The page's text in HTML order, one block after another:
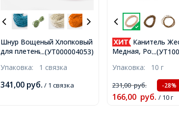
...(УТ000004053)
Шнур Вощеный Хлопковый
для плетения, Макраме и
1.5мм, около 60-65м/
Упаковка: 1 связка
341,00 руб. / 1 связка
Канитель
Медная, Розовое
8см, около 165см/
(УТ100017277)
Упаковка: 10 г
231,00руб. -28%
166,00 руб. / 10 г